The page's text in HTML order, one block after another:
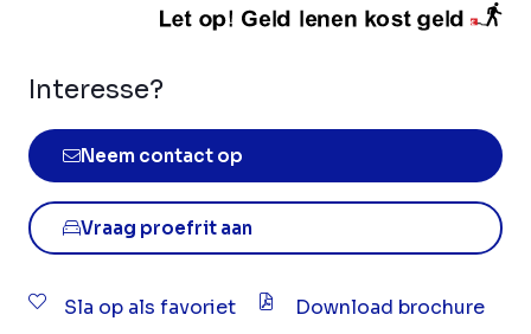
Interesse?
Neem contact op
Vraag proefrit aan
Sla op als favoriet Download brochure